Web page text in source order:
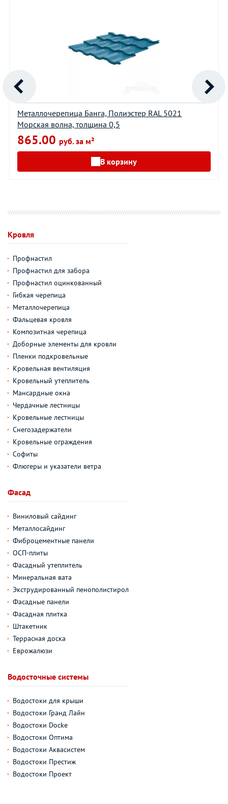
Металлочерепица Банга, Полиэстер RAL 5021
Морская волна, толщина 0,5
865.00 руб. за м²
В корзину
Кровля
Профнастил
Профнастил для забора
Профнастил оцинкованный
Гибкая черепица
Металлочерепица
Фальцевая кровля
Композитная черепица
Доборные элементы для кровли
Пленки подкровельные
Кровельная вентиляция
Кровельный утеплитель
Мансардные окна
Чердачные лестницы
Кровельные лестницы
Снегозадержатели
Кровельные ограждения
Софиты
Флюгеры и указатели ветра
Фасад
Виниловый сайдинг
Металлосайдинг
Фиброцементные панели
ОСП-плиты
Фасадный утеплитель
Минеральная вата
Экструдированный пенополистирол
Фасадные панели
Фасадная плитка
Штакетник
Террасная доска
Еврожалюзи
Водосточные системы
Водостоки для крыши
Водостоки Гранд Лайн
Водостоки Docke
Водостоки Оптима
Водостоки Аквасистем
Водостоки Престиж
Водостоки Проект